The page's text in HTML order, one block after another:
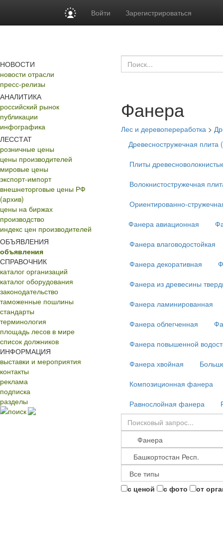
Войти Зарегистрироваться
НОВОСТИ
новости отрасли
пресс-релизы
АНАЛИТИКА
российский рынок
публикации
инфографика
ЛЕССТАТ
розничные цены
цены производителей
мировые цены
экспорт-импорт
внешнеторговые цены РФ
(архив)
цены на биржах
производство
индекс цен производителей
ОБЪЯВЛЕНИЯ
объявления
СПРАВОЧНИК
каталог организаций
каталог оборудования
законодательство
таможенные пошлины
стандарты
терминология
площадь лесов в мире
список должников
ИНФОРМАЦИЯ
выставки и мероприятия
контакты
реклама
подписка
разделы
поиск
Фанера
Лес и деревопереработка >
Древесностружечная плита
Плиты
Волокнистостружечная
Ориентированно-
Фанера авиационная
Фанера влаговодостойкая
Фанера декоративная
Фанера из древесины
Фанера ламинированная
Фанера облегченная
Фанера повышенной
Фанера хвойная
Композиционная фанера
Равнослойная фанера
с ценой с фото от